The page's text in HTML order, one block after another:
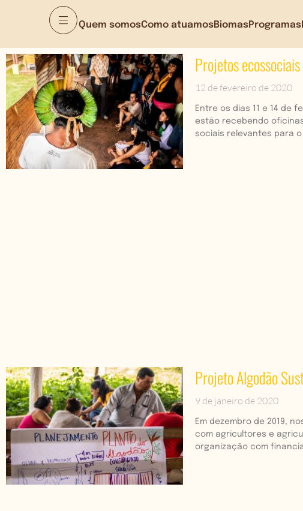
Quem somosComo atuamosBiomasProgramas
Projetos
12 de fevereiro de 2020
Entre os dias 11 e 14 de
estão recebendo
sociais relevantes para o
Projeto Algodão
9 de janeiro de 2020
Em dezembro de 2019,
com agricultores e
organização com